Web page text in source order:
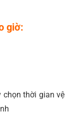
giờ:
chọn thời gian vệ